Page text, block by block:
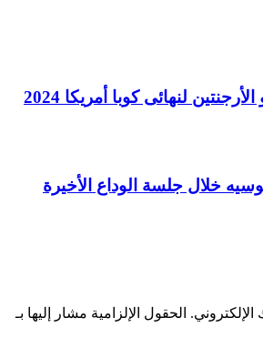
لنهائى كوبا أمريكا 2024
خلال جلسة الوداع الأخيرة
الحقول الإلزامية مشار إليها بـ